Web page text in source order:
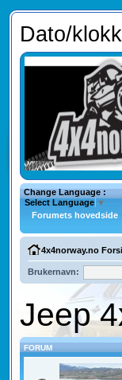
Dato/
Change Language :
Select Language ▼
Forumets hovedside
4x4norway.no
Brukernavn:
Jeep
FORUM